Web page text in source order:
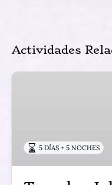
Actividades
Tour
Argyll
5 DÍAS + 5 NOCHES